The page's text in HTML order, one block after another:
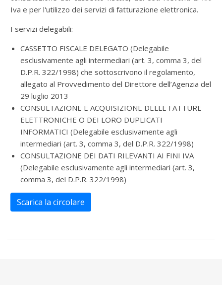
Iva e per l'utilizzo dei servizi di fatturazione elettronica.
I servizi delegabili:
CASSETTO FISCALE DELEGATO (Delegabile
esclusivamente agli intermediari (art. 3, comma 3, del
D.P.R. 322/1998) che sottoscrivono il regolamento,
allegato al Provvedimento del Direttore dell’Agenzia del
29 luglio 2013
CONSULTAZIONE E ACQUISIZIONE DELLE FATTURE
ELETTRONICHE O DEI LORO DUPLICATI
INFORMATICI (Delegabile esclusivamente agli
intermediari (art. 3, comma 3, del D.P.R. 322/1998)
CONSULTAZIONE DEI DATI RILEVANTI AI FINI IVA
(Delegabile esclusivamente agli intermediari (art. 3,
comma 3, del D.P.R. 322/1998)
Scarica la circolare